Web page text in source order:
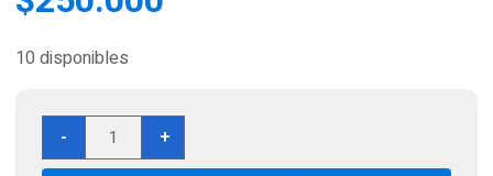
10 disponibles
-
Leatherman
850022
+